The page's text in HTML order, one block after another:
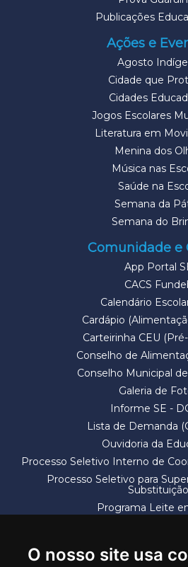
O nosso site usa
Publicações
Ações e
Agosto
Cidade que
Cidades
Jogos Escolares
Literatura em
Menina dos
Música nas
Saúde na
Semana da
Semana do
Comunidade e
App Portal
CACS
Calendário
Cardápio
Carteirinha CEU
Conselho de
Conselho Municipal
Galeria de
Informe SE -
Lista de Demanda
Ouvidoria da
Processo Seletivo Interno de
Processo Seletivo para
Substituição
Programa Leite